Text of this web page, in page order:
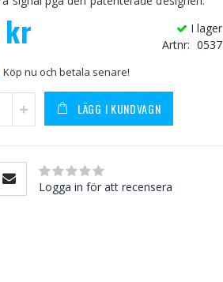
kr
I lager
Artnr
0537
nu och betala senare!
LÄGG I KUNDVAGN
Rating:
0% of100
Logga in för att recensera